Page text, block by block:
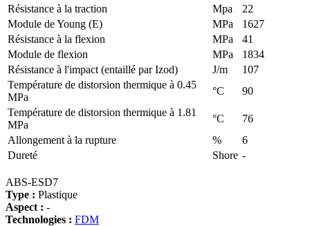
Résistance à la traction
Mpa
22
Module de Young (E)
MPa
1627
Résistance à la flexion
MPa
41
Module de flexion
MPa
1834
Résistance à l'impact (entaillé par Izod)
J/m
107
Température de distorsion thermique à 0.45
MPa
°C
90
Température de distorsion thermique à 1.81
MPa
°C
76
Allongement à la rupture
%
6
Dureté
Shore -
ABS-ESD7
Type : Plastique
Aspect : -
Technologies : FDM